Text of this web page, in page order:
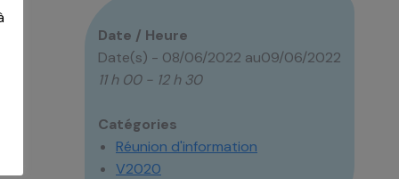
Date / Heure
Date(s) - 08/06/2022 au09/06/2022
11 h 00 - 12 h 30
Catégories
Réunion d'information
V2020